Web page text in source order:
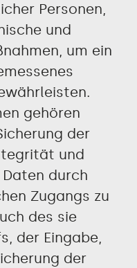
Personen,
und
um ein
gehören
der
und
durch
Zugangs zu
des sie
der Eingabe,
der